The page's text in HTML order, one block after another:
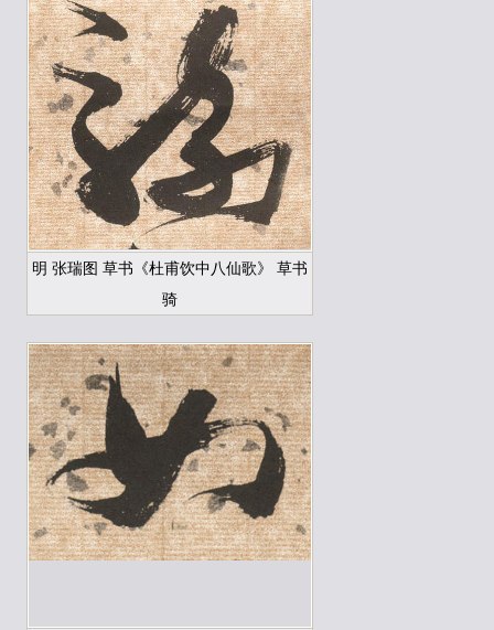
明 张瑞图 草书《杜甫饮中八仙歌》 草书
骑